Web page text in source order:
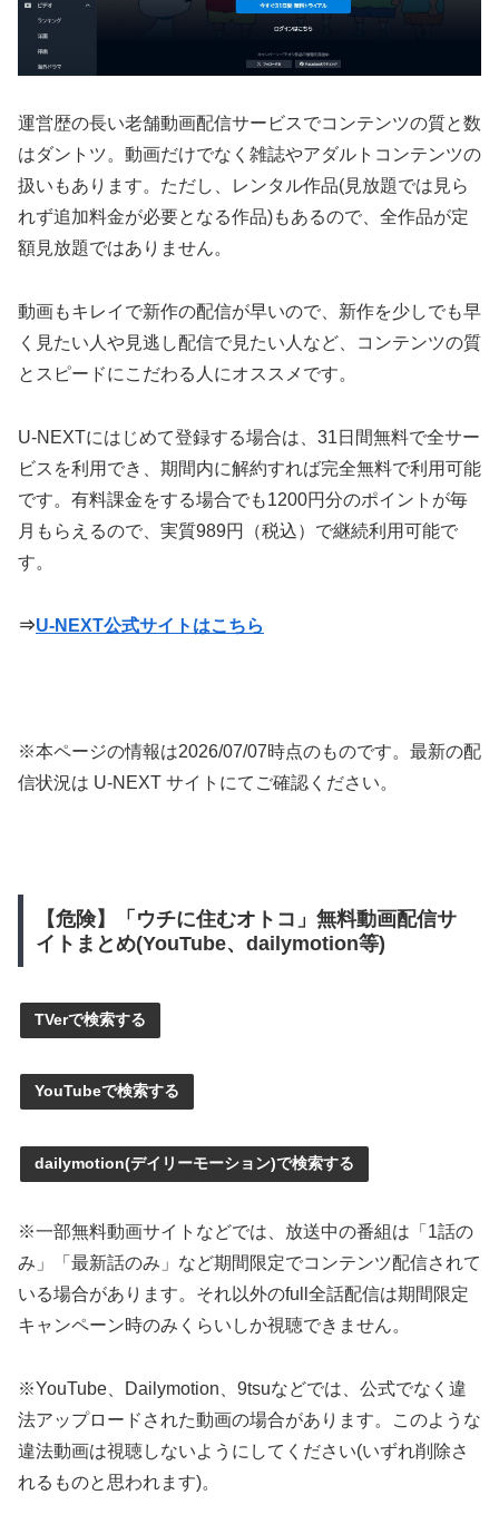
運営歴の長い老舗動画配信サービスでコンテンツの質と数
はダントツ。動画だけでなく雑誌やアダルトコンテンツの
扱いもあります。ただし、レンタル作品(見放題では見ら
れず追加料金が必要となる作品)もあるので、全作品が定
額見放題ではありません。
動画もキレイで新作の配信が早いので、新作を少しでも早
く見たい人や見逃し配信で見たい人など、コンテンツの質
とスピードにこだわる人にオススメです。
U-NEXTにはじめて登録する場合は、31日間無料で全サー
ビスを利用でき、期間内に解約すれば完全無料で利用可能
です。有料課金をする場合でも1200円分のポイントが毎
月もらえるので、実質989円（税込）で継続利用可能で
す。
⇒U-NEXT公式サイトはこちら
※本ページの情報は2026/07/07時点のものです。最新の配
信状況は U-NEXT サイトにてご確認ください。
【危険】「ウチに住むオトコ」無料動画配信サ
イトまとめ(YouTube、dailymotion等)
TVerで検索する
YouTubeで検索する
dailymotion(デイリーモーション)で検索する
※一部無料動画サイトなどでは、放送中の番組は「1話の
み」「最新話のみ」など期間限定でコンテンツ配信されて
いる場合があります。それ以外のfull全話配信は期間限定
キャンペーン時のみくらいしか視聴できません。
※YouTube、Dailymotion、9tsuなどでは、公式でなく違
法アップロードされた動画の場合があります。このような
違法動画は視聴しないようにしてください(いずれ削除さ
れるものと思われます)。